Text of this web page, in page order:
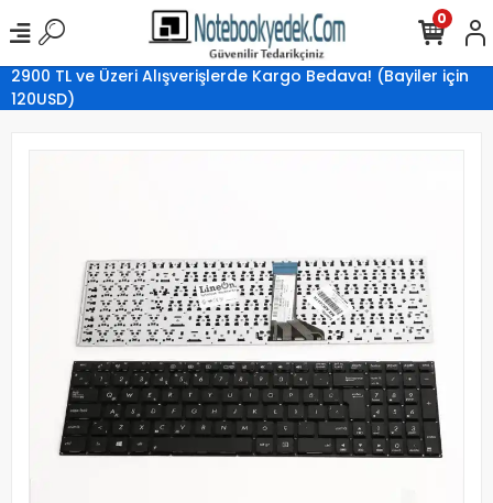
2900 TL ve Üzeri Alışverişlerde Kargo Bedava! (Bayiler için
120USD)
0